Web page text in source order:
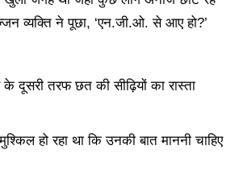
व्यक्ति ने पूछा, ‘एन.जी.ओ. से आए हो?’
दूसरी तरफ छत की सीढ़ियों का रास्ता
हो रहा था कि उनकी बात माननी चाहिए